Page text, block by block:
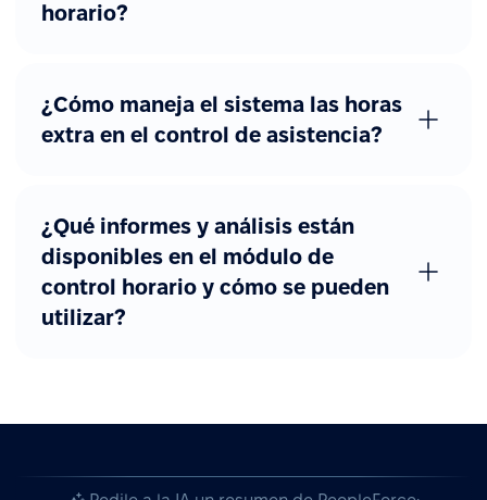
horario?
¿Cómo maneja el sistema las horas
extra en el control de asistencia?
¿Qué informes y análisis están
disponibles en el módulo de
control horario y cómo se pueden
utilizar?